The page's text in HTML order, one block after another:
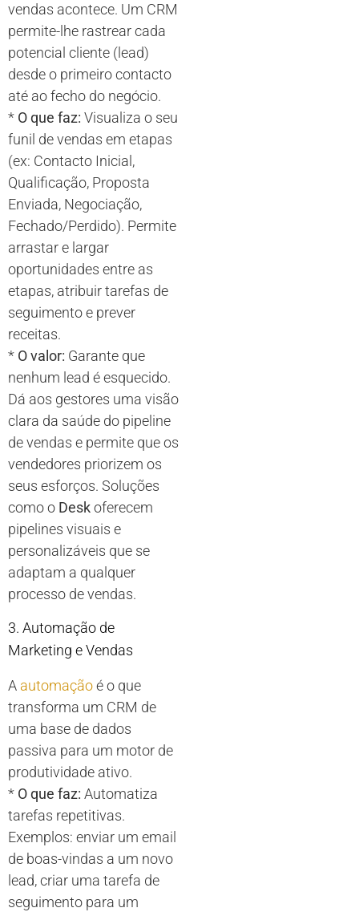
vendas acontece. Um CRM
permite-lhe rastrear cada
potencial cliente (lead)
desde o primeiro contacto
até ao fecho do negócio.
* O que faz: Visualiza o seu
funil de vendas em etapas
(ex: Contacto Inicial,
Qualificação, Proposta
Enviada, Negociação,
Fechado/Perdido). Permite
arrastar e largar
oportunidades entre as
etapas, atribuir tarefas de
seguimento e prever
receitas.
* O valor: Garante que
nenhum lead é esquecido.
Dá aos gestores uma visão
clara da saúde do pipeline
de vendas e permite que os
vendedores priorizem os
seus esforços. Soluções
como o Deskoferecem
pipelines visuais e
personalizáveis que se
adaptam a qualquer
processo de vendas.
3. Automação de
Marketing e Vendas
A automaçãoé o que
transforma um CRM de
uma base de dados
passiva para um motor de
produtividade ativo.
* O que faz: Automatiza
tarefas repetitivas.
Exemplos: enviar um email
de boas-vindas a um novo
lead, criar uma tarefa de
seguimento para um